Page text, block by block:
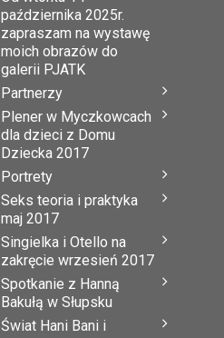
października 2025r.
zapraszam na wystawę
moich obrazów do
galerii PJATK
Partnerzy
Plener w Myczkowcach
dla dzieci z Domu
Dziecka 2017
Portrety
Seks teoria i praktyka
maj 2017
Singielka i Otello na
zakręcie wrzesień 2017
Spotkanie z Hanną
Bakułą w Słupsku
Świat Hani Bani i